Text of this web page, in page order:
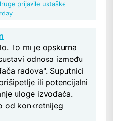
prijavile ustaške
To mi je opskurna
odnosa između
radova". Suputnici
ili potencijalni
uloge izvođača.
od konkretnijeg